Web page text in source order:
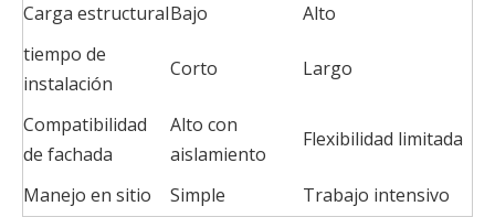
Carga estructuralBajo
Alto
tiempo de
instalación
Corto Largo
Compatibilidad
de fachada
Alto con
aislamiento
Flexibilidad limitada
Manejo en sitio Simple Trabajo intensivo